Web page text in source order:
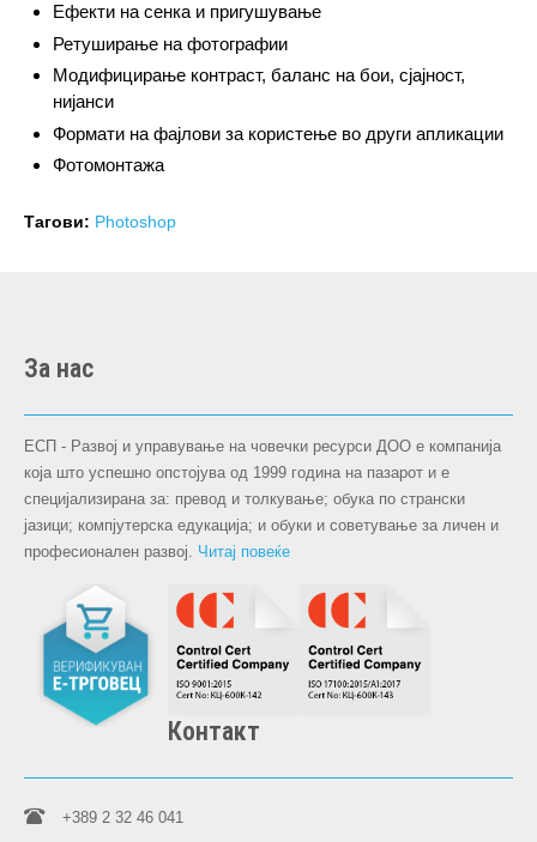
Ефекти на сенка и пригушување
Ретуширање на фотографии
Модифицирање контраст, баланс на бои, сјајност,
нијанси
Формати на фајлови за користење во други апликации
Фотомонтажа
Тагови: Photoshop
За нас
ЕСП - Развој и управување на човечки ресурси ДОО е компанија
која што успешно опстојува oд 1999 година на пазарот и е
специјализирана за: превод и толкување; обука по странски
јазици; компјутерска едукација; и обуки и советување за личен и
професионален развој. Читај повеќе
Контакт
+389 2 32 46 041